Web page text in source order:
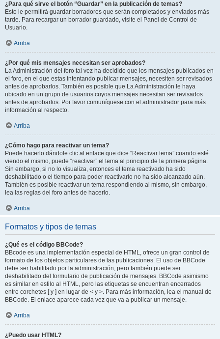
¿Para qué sirve el botón “Guardar” en la publicación de temas?
Esto le permitirá guardar borradores que serán completados y enviados más
tarde. Para recargar un borrador guardado, visite el Panel de Control de
Usuario.
Arriba
¿Por qué mis mensajes necesitan ser aprobados?
La Administración del foro tal vez ha decidido que los mensajes publicados en
el foro, en el que estas intentando publicar mensajes, necesiten ser revisados
antes de aprobarlos. También es posible que La Administración le haya
ubicado en un grupo de usuarios cuyos mensajes necesitan ser revisados
antes de aprobarlos. Por favor comuníquese con el administrador para más
información al respecto.
Arriba
¿Cómo hago para reactivar un tema?
Puede hacerlo dándole clic al enlace que dice “Reactivar tema” cuando esté
viendo el mismo, puede “reactivar” el tema al principio de la primera página.
Sin embargo, si no lo visualiza, entonces el tema reactivado ha sido
deshabilitado o el tiempo para poder reactivarlo no ha sido alcanzado aún.
También es posible reactivar un tema respondiendo al mismo, sin embargo,
lea las reglas del foro antes de hacerlo.
Arriba
Formatos y tipos de temas
¿Qué es el código BBCode?
BBcode es una implementación especial de HTML, ofrece un gran control de
formato de los objetos particulares de las publicaciones. El uso de BBCode
debe ser habilitado por la administración, pero también puede ser
deshabilitado del formulario de publicación de mensajes. BBCode asimismo
es similar en estilo al HTML, pero las etiquetas se encuentran encerrados
entre corchetes [ y ] en lugar de < y >. Para más información, lea el manual de
BBCode. El enlace aparece cada vez que va a publicar un mensaje.
Arriba
¿Puedo usar HTML?